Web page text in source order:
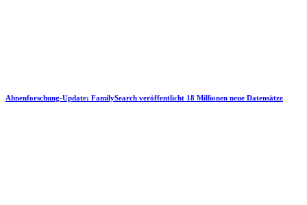
Ahnenforschung-Update: FamilySearch veröffentlicht 18 Millionen neue Datensätze